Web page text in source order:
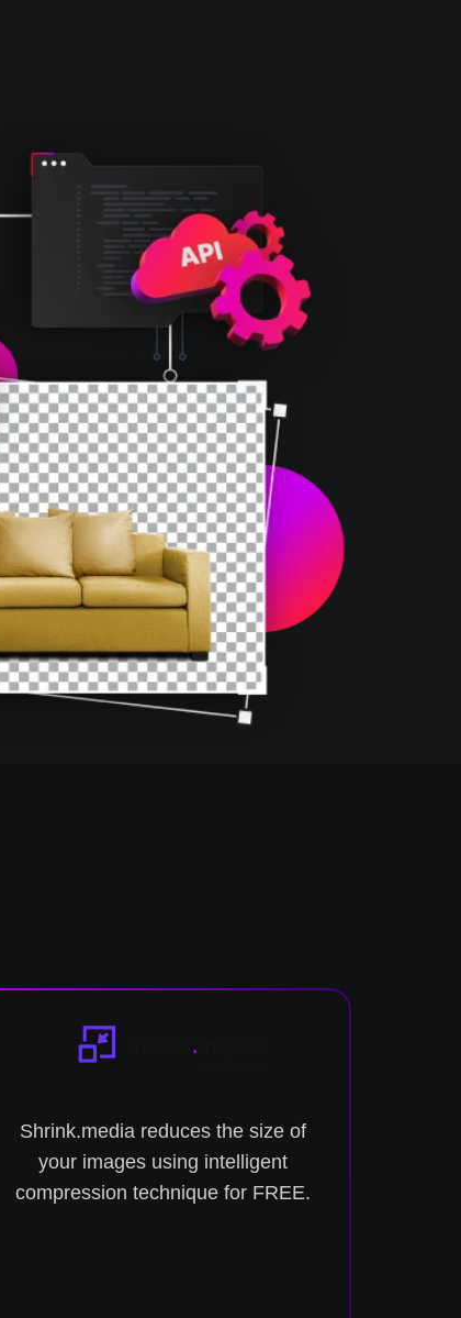
Shrink.media reduces the size of
your images using intelligent
compression technique for FREE.